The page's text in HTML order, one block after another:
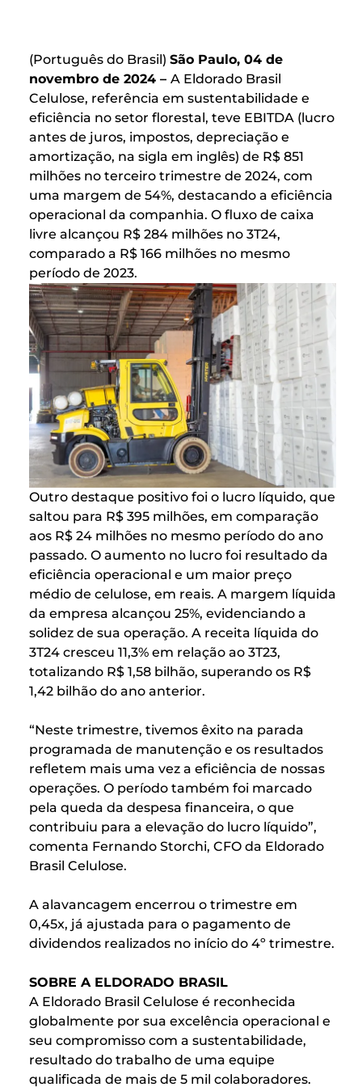
(Português do Brasil) São Paulo, 04 de
novembro de 2024 – A Eldorado Brasil
Celulose, referência em sustentabilidade e
eficiência no setor florestal, teve EBITDA (lucro
antes de juros, impostos, depreciação e
amortização, na sigla em inglês) de R$ 851
milhões no terceiro trimestre de 2024, com
uma margem de 54%, destacando a eficiência
operacional da companhia. O fluxo de caixa
livre alcançou R$ 284 milhões no 3T24,
comparado a R$ 166 milhões no mesmo
período de 2023.
Outro destaque positivo foi o lucro líquido, que
saltou para R$ 395 milhões, em comparação
aos R$ 24 milhões no mesmo período do ano
passado. O aumento no lucro foi resultado da
eficiência operacional e um maior preço
médio de celulose, em reais. A margem líquida
da empresa alcançou 25%, evidenciando a
solidez de sua operação. A receita líquida do
3T24 cresceu 11,3% em relação ao 3T23,
totalizando R$ 1,58 bilhão, superando os R$
1,42 bilhão do ano anterior.
“Neste trimestre, tivemos êxito na parada
programada de manutenção e os resultados
refletem mais uma vez a eficiência de nossas
operações. O período também foi marcado
pela queda da despesa financeira, o que
contribuiu para a elevação do lucro líquido”,
comenta Fernando Storchi, CFO da Eldorado
Brasil Celulose.
A alavancagem encerrou o trimestre em
0,45x, já ajustada para o pagamento de
dividendos realizados no início do 4º trimestre.
SOBRE A ELDORADO BRASIL
A Eldorado Brasil Celulose é reconhecida
globalmente por sua excelência operacional e
seu compromisso com a sustentabilidade,
resultado do trabalho de uma equipe
qualificada de mais de 5 mil colaboradores.